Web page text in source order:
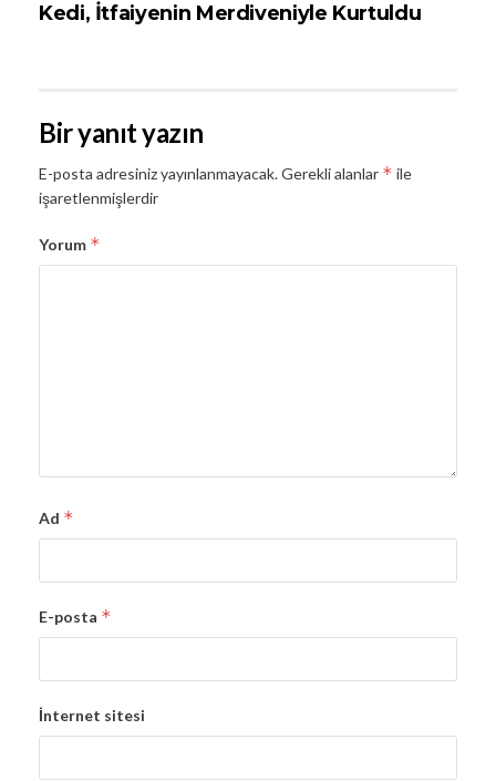
Kedi, İtfaiyenin Merdiveniyle Kurtuldu
Bir yanıt yazın
E-posta adresiniz yayınlanmayacak.Gerekli alanlar * ile
işaretlenmişlerdir
Yorum *
Ad *
E-posta *
İnternet sitesi